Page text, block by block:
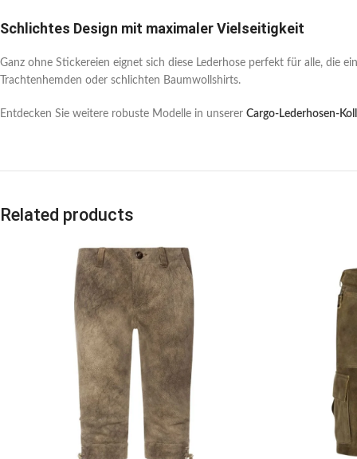
Schlichtes Design mit maximaler Vielseitigkeit
Ganz ohne Stickereien eignet sich diese Lederhose perfekt für alle, die
Trachtenhemden oder schlichten Baumwollshirts.
Entdecken Sie weitere robuste Modelle in unserer Cargo-Lederhosen-
Related products